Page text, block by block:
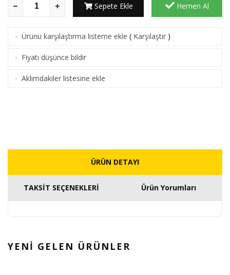
Sepete Ekle Hemen Al
· Ürünü karşılaştırma listeme ekle ( Karşılaştır )
· Fiyatı düşünce bildir
· Aklımdakiler listesine ekle
ÜRÜN DETAYI
TAKSİT SEÇENEKLERİ Ürün Yorumları
YENİ GELEN ÜRÜNLER